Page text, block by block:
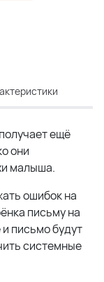
ещё
они
малыша.
ошибок на
письму на
письмо будут
системные